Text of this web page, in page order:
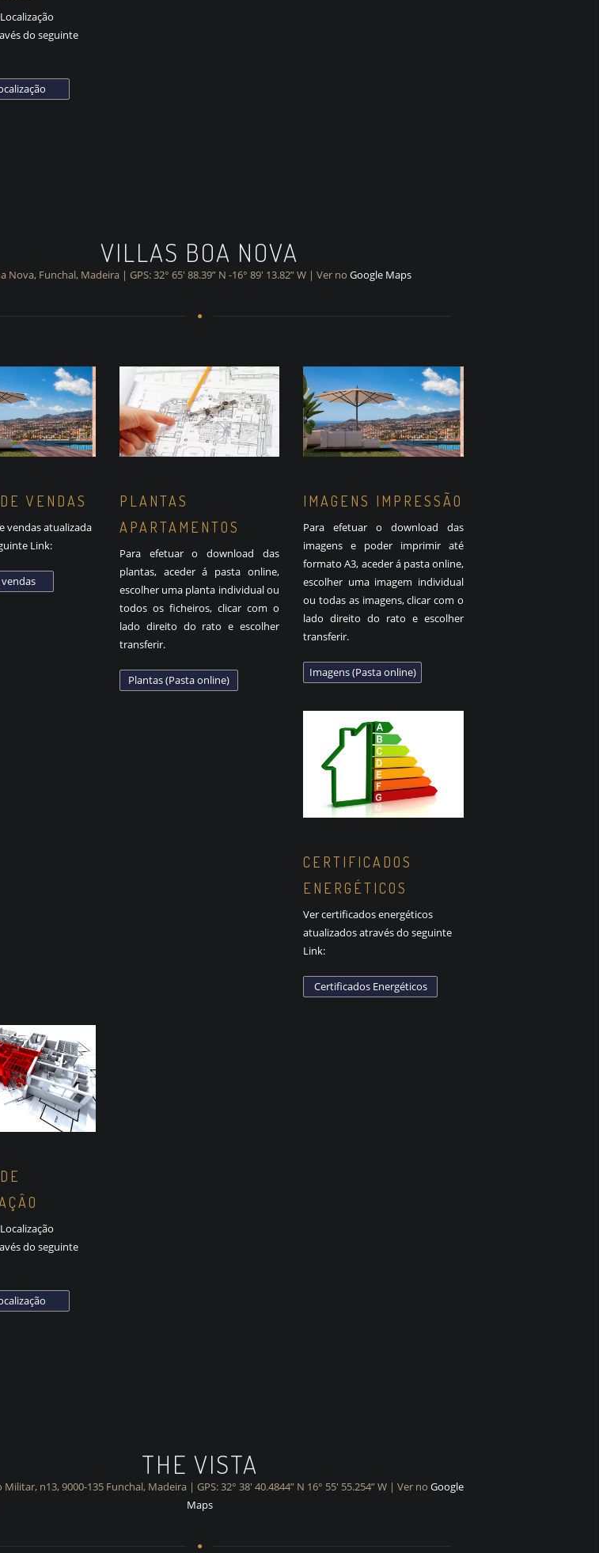
do seguinte
VILLAS BOA NOVA
Nova, Funchal, Madeira | GPS: 32° 65′ 88.39” N -16° 89′ 13.82” W | Ver no Google Maps
VENDAS
vendas atualizada
Link:
PLANTAS
APARTAMENTOS
Para efetuar o download das
plantas, aceder á pasta online,
escolher uma planta individual ou
todos os ficheiros, clicar com o
lado direito do rato e escolher
transferir.
IMAGENS IMPRESSÃO
Para efetuar o download das
imagens e poder imprimir até
formato A3, aceder á pasta online,
escolher uma imagem individual
ou todas as imagens, clicar com o
lado direito do rato e escolher
transferir.
CERTIFICADOS
ENERGÉTICOS
Ver certificados energéticos
atualizados através do seguinte
Link:
do seguinte
THE VISTA
n13, 9000-135 Funchal, Madeira | GPS: 32° 38′ 40.4844” N 16° 55′ 55.254” W | Ver no Google
Maps